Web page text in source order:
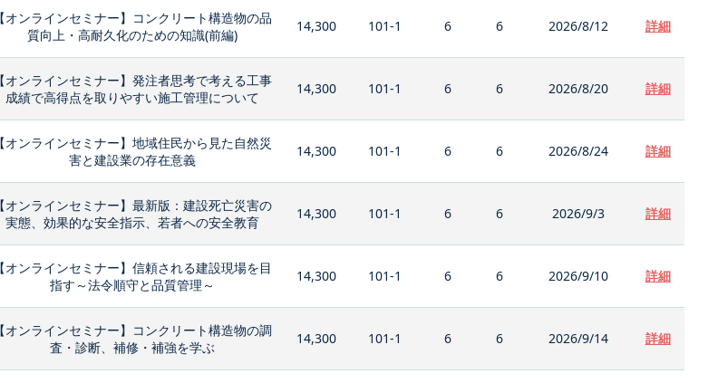
【オンラインセミナー】コンクリート構造物の品
質向上・高耐久化のための知識(前編)
14,300 101-1 6 6 2026/8/12 詳細
【オンラインセミナー】発注者思考で考える工事
成績で高得点を取りやすい施工管理について
14,300 101-1 6 6 2026/8/20 詳細
【オンラインセミナー】地域住民から見た自然災
害と建設業の存在意義
14,300 101-1 6 6 2026/8/24 詳細
【オンラインセミナー】最新版：建設死亡災害の
実態、効果的な安全指示、若者への安全教育
14,300 101-1 6 6 2026/9/3 詳細
【オンラインセミナー】信頼される建設現場を目
指す～法令順守と品質管理～
14,300 101-1 6 6 2026/9/10 詳細
【オンラインセミナー】コンクリート構造物の調
査・診断、補修・補強を学ぶ
14,300 101-1 6 6 2026/9/14 詳細